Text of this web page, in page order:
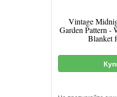
Vintage
Garden Pattern -
Blanket